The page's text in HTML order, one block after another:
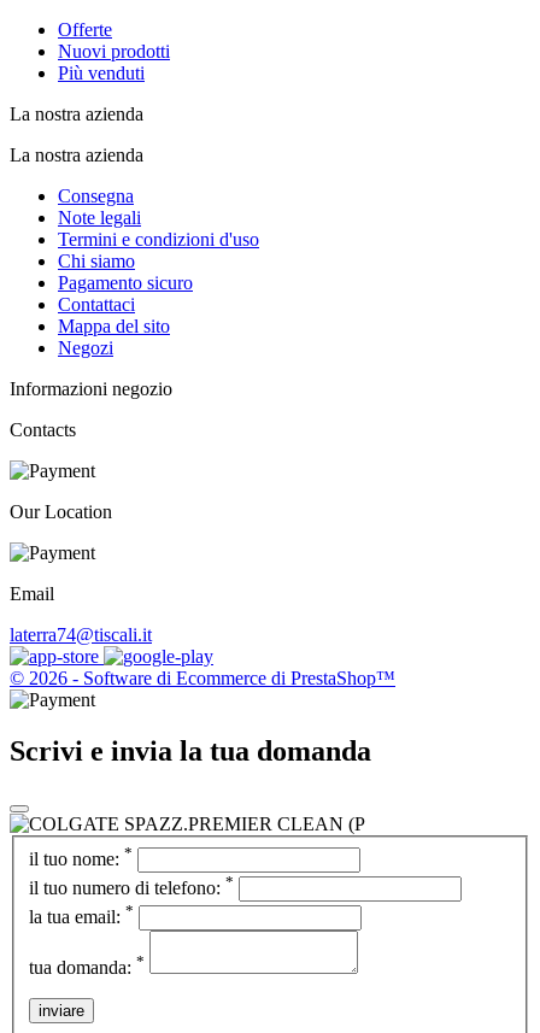
Offerte
Nuovi prodotti
Più venduti
La nostra azienda
La nostra azienda
Consegna
Note legali
Termini e condizioni d'uso
Chi siamo
Pagamento sicuro
Contattaci
Mappa del sito
Negozi
Informazioni negozio
Contacts
Our Location
Email
laterra74@tiscali.it
© 2026 - Software di Ecommerce di PrestaShop™
Scrivi e invia la tua domanda
il tuo nome: *
il tuo numero di telefono: *
la tua email: *
tua domanda: *
inviare